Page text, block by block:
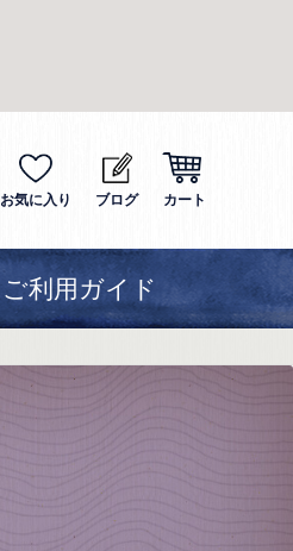
お気に入り ブログ カート
ご利用ガイド